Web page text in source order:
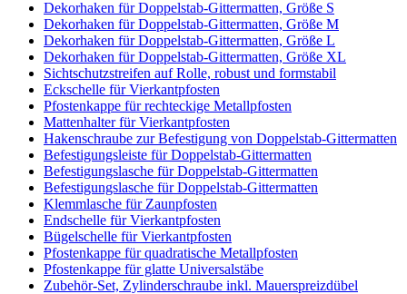
Dekorhaken für Doppelstab-Gittermatten, Größe S
Dekorhaken für Doppelstab-Gittermatten, Größe M
Dekorhaken für Doppelstab-Gittermatten, Größe L
Dekorhaken für Doppelstab-Gittermatten, Größe XL
Sichtschutzstreifen auf Rolle, robust und formstabil
Eckschelle für Vierkantpfosten
Pfostenkappe für rechteckige Metallpfosten
Mattenhalter für Vierkantpfosten
Hakenschraube zur Befestigung von Doppelstab-Gittermatten
Befestigungsleiste für Doppelstab-Gittermatten
Befestigungslasche für Doppelstab-Gittermatten
Befestigungslasche für Doppelstab-Gittermatten
Klemmlasche für Zaunpfosten
Endschelle für Vierkantpfosten
Bügelschelle für Vierkantpfosten
Pfostenkappe für quadratische Metallpfosten
Pfostenkappe für glatte Universalstäbe
Zubehör-Set, Zylinderschraube inkl. Mauerspreizdübel